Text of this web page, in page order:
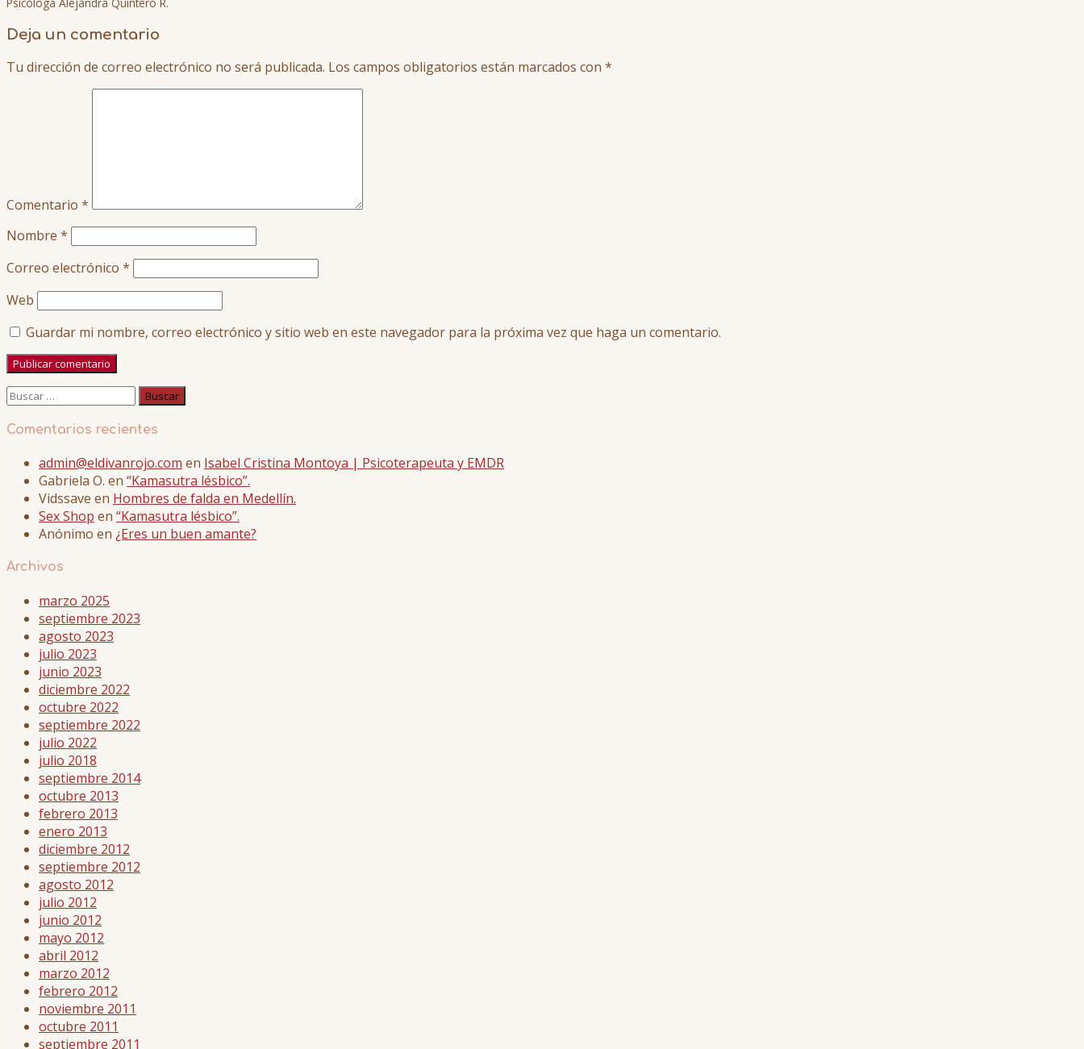
Deja un comentario
Tu dirección de correo electrónico no será publicada. Los campos obligatorios están marcados con *
Comentario *
Nombre *
Correo electrónico *
Web
Guardar mi nombre, correo electrónico y sitio web en este navegador para la próxima vez que haga un comentario.
Buscar:
Comentarios recientes
admin@eldivanrojo.com en Isabel Cristina Montoya | Psicoterapeuta y EMDR
Gabriela O. en “Kamasutra lésbico”.
Vidssave en Hombres de falda en Medellín.
Sex Shop en “Kamasutra lésbico”.
Anónimo en ¿Eres un buen amante?
Archivos
marzo 2025
septiembre 2023
agosto 2023
julio 2023
junio 2023
diciembre 2022
octubre 2022
septiembre 2022
julio 2022
julio 2018
septiembre 2014
octubre 2013
febrero 2013
enero 2013
diciembre 2012
septiembre 2012
agosto 2012
julio 2012
junio 2012
mayo 2012
abril 2012
marzo 2012
febrero 2012
noviembre 2011
octubre 2011
septiembre 2011